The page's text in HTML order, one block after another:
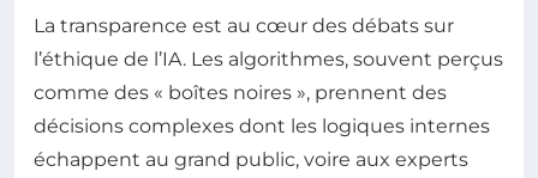
La transparence est au cœur des débats sur
l’éthique de l’IA. Les algorithmes, souvent perçus
comme des « boîtes noires », prennent des
décisions complexes dont les logiques internes
échappent au grand public, voire aux experts